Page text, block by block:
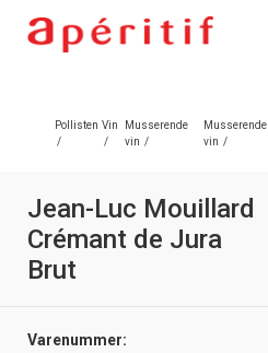
Pollisten
/
Vin
/
Musserende
vin /
Musserende
vin /
Jean-Luc Mouillard
Crémant de Jura
Brut
Varenummer: